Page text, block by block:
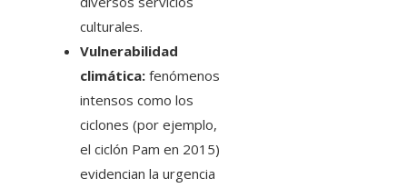
culturales.
Vulnerabilidad
climática: fenómenos
intensos como los
ciclones (por ejemplo,
el ciclón Pam en 2015)
evidencian la urgencia